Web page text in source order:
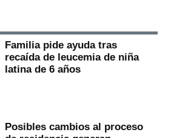
Familia pide ayuda tras
recaída de leucemia de niña
latina de 6 años
Posibles cambios al proceso